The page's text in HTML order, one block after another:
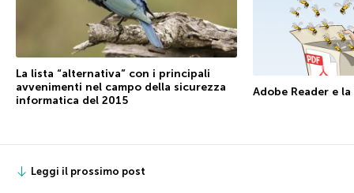
La lista “alternativa” con i principali
avvenimenti nel campo della sicurezza
informatica del 2015
Adobe Reader e
Leggi il prossimo post